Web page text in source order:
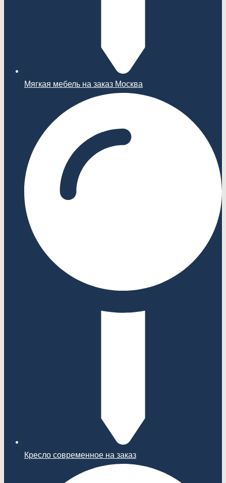
Мягкая мебель на заказ Москва
Кресло современное на заказ